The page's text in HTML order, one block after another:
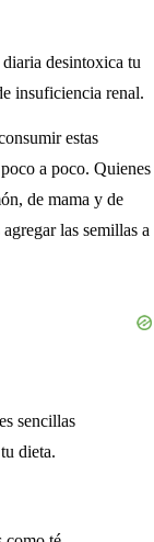
desintoxica tu
insuficiencia renal.
estas
a poco. Quienes
de mama y de
las semillas a
sencillas
dieta.